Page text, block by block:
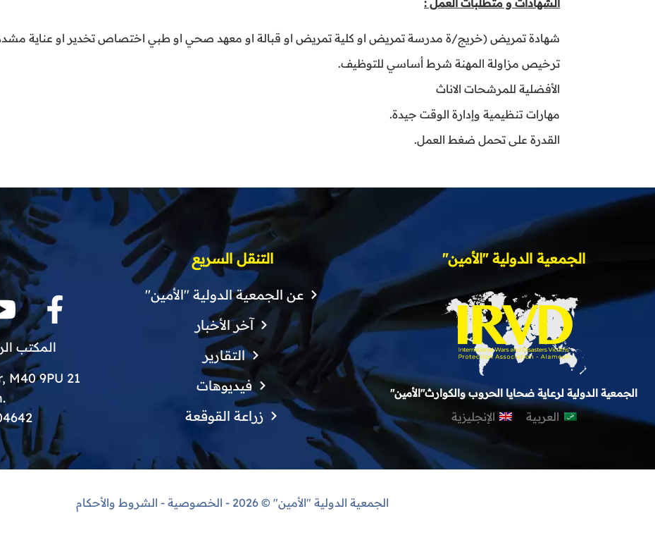
شهادة تمريض (خريج/ة مدرسة تمريض او كلية تمريض او قبالة او معهد صحي او طبي اختصاص تخدير او عناية
ترخيص مزاولة المهنة شرط أساسي للتوظيف.
الأفضلية للمرشحات الاناث
مهارات تنظيمية وإدارة الوقت جيدة.
القدرة على تحمل ضغط العمل.
الجمعية الدولية "الأمين"
الجمعية الدولية لرعاية ضحايا الحروب والكوارث"الأمين"
العربية الإنجليزية
التنقل السريع
عن الجمعية الدولية "الأمين"
آخر الأخبار
التقارير
فيديوهات
زراعة القوقعة
المكتب
21 Finchley Grove, Manchester, M40 9PU
.United Kingdom
الجمعية الدولية "الأمين" © 2026 - الخصوصية - الشروط والأحكام